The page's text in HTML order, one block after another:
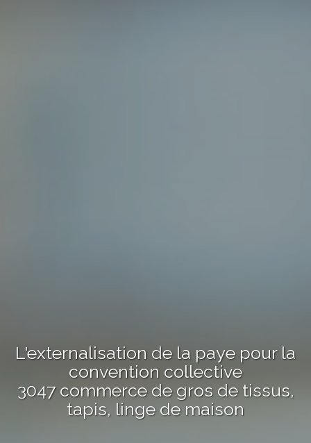
L'externalisation de la paye pour la
convention collective
3047 commerce de gros de tissus,
tapis, linge de maison